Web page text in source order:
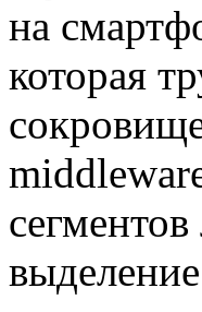
на
которая